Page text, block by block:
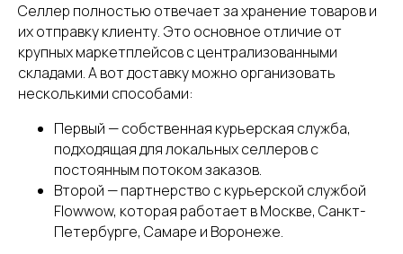
Селлер полностью отвечает за хранение товаров и
их отправку клиенту. Это основное отличие от
крупных маркетплейсов с централизованными
складами. А вот доставку можно организовать
несколькими способами:
Первый — собственная курьерская служба,
подходящая для локальных селлеров с
постоянным потоком заказов.
Второй — партнерство с курьерской службой
Flowwow, которая работает в Москве, Санкт-
Петербурге, Самаре и Воронеже.